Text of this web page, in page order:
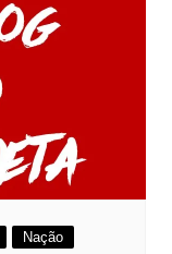
Nação